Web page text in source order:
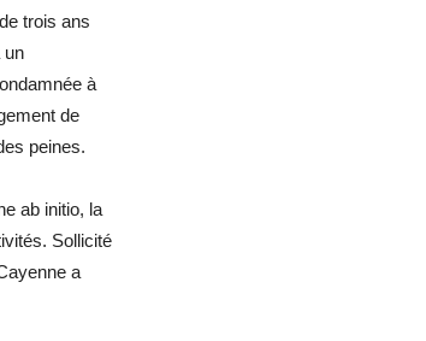
trois ans
un
à
de
peines.
ab initio, la
Sollicité
a